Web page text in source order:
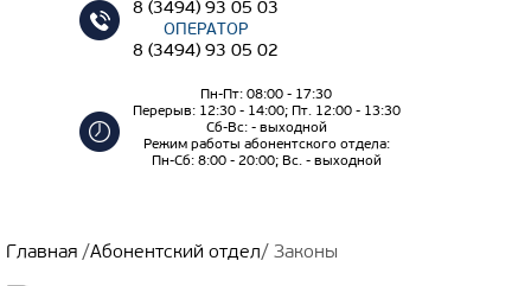
8 (3494) 93 05 03
ОПЕРАТОР
8 (3494) 93 05 02
Пн-Пт: 08:00 - 17:30
Перерыв: 12:30 - 14:00; Пт. 12:00 - 13:30
Сб-Вс: - выходной
Режим работы абонентского отдела:
Пн-Сб: 8:00 - 20:00; Вс. - выходной
Главная /Абонентский отдел/ Законы